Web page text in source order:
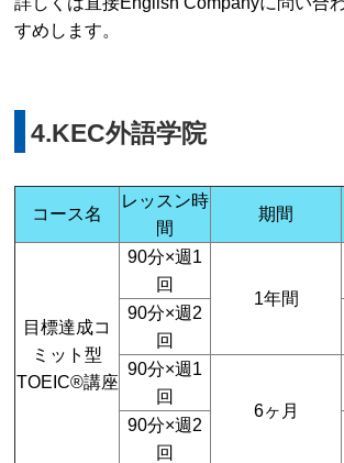
すめします。
4.KEC外語学院
コース名
レッスン時
間
期間
目標達成コ
ミット型
TOEIC®講座
90分×週1
回
1年間
90分×週2
回
90分×週1
回
6ヶ月
90分×週2
回